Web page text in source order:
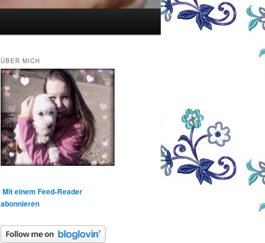
ÜBER MICH
Mit einem Feed-Reader
abonnieren